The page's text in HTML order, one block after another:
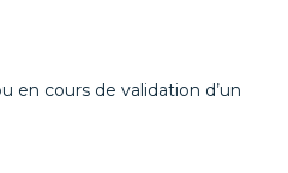
en cours de validation d’un